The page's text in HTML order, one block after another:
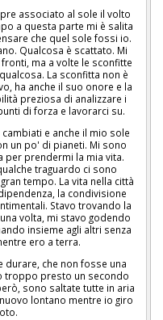
associato al sole il volto
a questa parte mi è salita
che quel sole fossi io.
Qualcosa è scattato. Mi
ma a volte le sconfitte
La sconfitta non è
ha anche il suo onore e la
preziosa di analizzare i
di forza e lavorarci su.
e anche il mio sole
un po' di pianeti. Mi sono
per prendermi la mia vita.
traguardo ci sono
tempo. La vita nella città
la condivisione
Stavo trovando la
volta, mi stavo godendo
insieme agli altri senza
ero a terra.
durare, che non fosse una
troppo presto un secondo
sono saltate tutte in aria
lontano mentre io giro